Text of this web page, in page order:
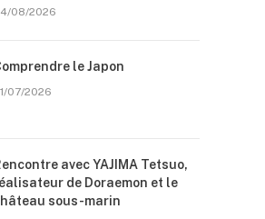
08/2026
le Japon
07/2026
avec YAJIMA Tetsuo,
de Doraemon et le
sous-marin